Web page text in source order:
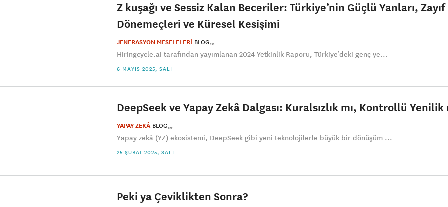
Z kuşağı ve Sessiz Kalan Beceriler: Türkiye’nin Güçlü Yanları, Zayıf
Dönemeçleri ve Küresel Kesişimi
JENERASYON MESELELERİ BLOG
Hiringcycle.ai tarafından yayımlanan 2024 Yetkinlik Raporu, Türkiye’deki genç ye...
6 MAYIS 2025, SALI
DeepSeek ve Yapay Zekâ Dalgası: Kuralsızlık mı, Kontrollü Yenilik
YAPAY ZEKÂ BLOG
Yapay zekâ (YZ) ekosistemi, DeepSeek gibi yeni teknolojilerle büyük bir dönüşüm ...
25 ŞUBAT 2025, SALI
Peki ya Çeviklikten Sonra?